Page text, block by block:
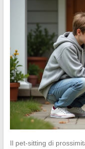
Il pet-sitting di